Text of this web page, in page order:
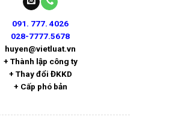
091. 777. 4026
028-7777.5678
huyen@vietluat.vn
+ Thành lập công ty
+ Thay đổi ĐKKD
+ Cấp phó bản